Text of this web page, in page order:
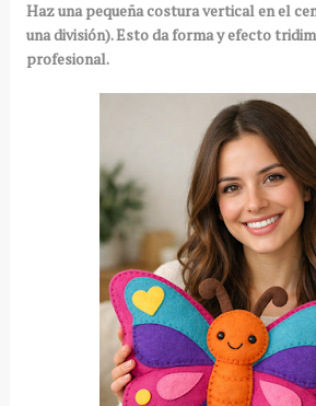
Haz una pequeña costura vertical en el
una división). Esto da forma y efecto
profesional.